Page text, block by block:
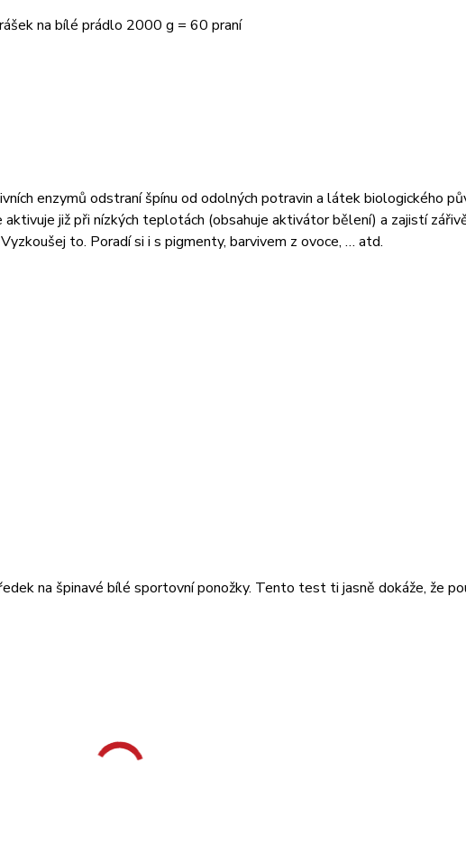
na bílé prádlo 2000 g = 60 praní
enzymů odstraní špínu od odolných potravin a látek biologického
již při nízkých teplotách (obsahuje aktivátor bělení) a zajistí
to. Poradí si i s pigmenty, barvivem z ovoce, … atd.
na špinavé bílé sportovní ponožky. Tento test ti jasně dokáže, že